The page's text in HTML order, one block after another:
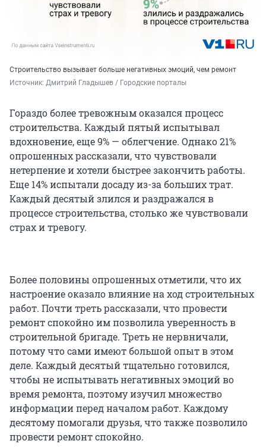
Строительство вызывает больше негативных эмоций, чем ремонт
Источник: Дмитрий Гладышев / Городские порталы
Гораздо более тревожным оказался процесс
строительства. Каждый пятый испытывал
вдохновение, еще 9% — облегчение. Однако 21%
опрошенных рассказали, что чувствовали
нетерпение и хотели быстрее закончить работы.
Еще 14% испытали досаду из-за больших трат.
Каждый десятый злился и раздражался в
процессе строительства, столько же чувствовали
страх и тревогу.
Более половины опрошенных отметили, что их
настроение оказало влияние на ход строительных
работ. Почти треть рассказали, что провести
ремонт спокойно им позволила уверенность в
строительной бригаде. Треть не нервничали,
потому что сами имеют большой опыт в этом
деле. Каждый десятый тщательно готовился,
чтобы не испытывать негативных эмоций во
время ремонта, поэтому изучил множество
информации перед началом работ. Каждому
десятому помогали друзья, что также позволило
провести ремонт спокойно.